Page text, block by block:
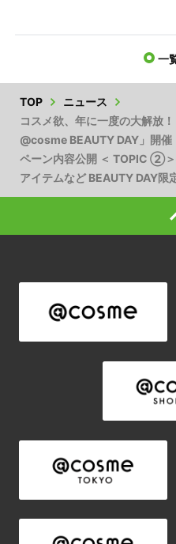
一
TOP
ニュース
コスメ欲、年に一度の大解放
@cosme BEAUTY DAY」開
ペーン内容公開 ＜ TOPIC ②
アイテムなど BEAUTY DAY限